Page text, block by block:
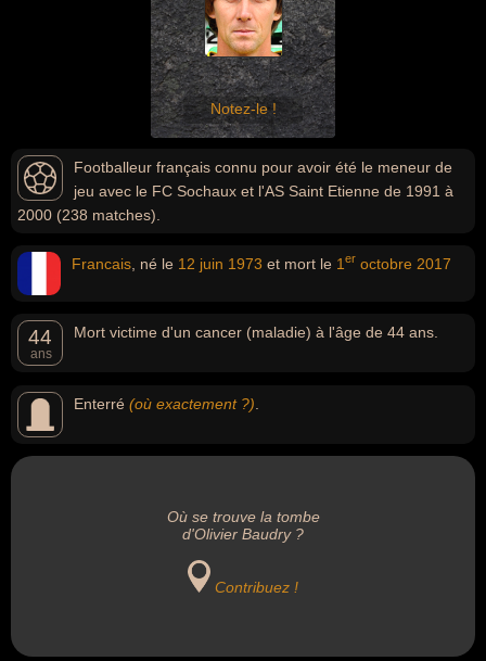
Notez-le !
Footballeur français connu pour avoir été le meneur de
jeu avec le FC Sochaux et l'AS Saint Etienne de 1991 à
2000 (238 matches).
Francais , né le 12 juin 1973 et mort le 1 er octobre 2017
44
ans
Mort victime d'un cancer (maladie) à l'âge de 44 ans.
Enterré (où exactement ?)
Où se trouve la tombe
d'Olivier Baudry ?
Contribuez !